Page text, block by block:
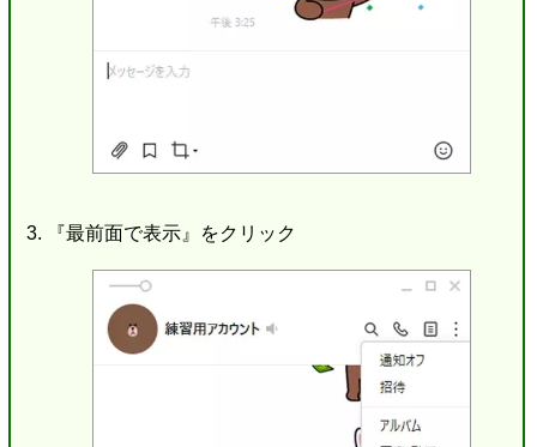
『最前面で表示』をクリック